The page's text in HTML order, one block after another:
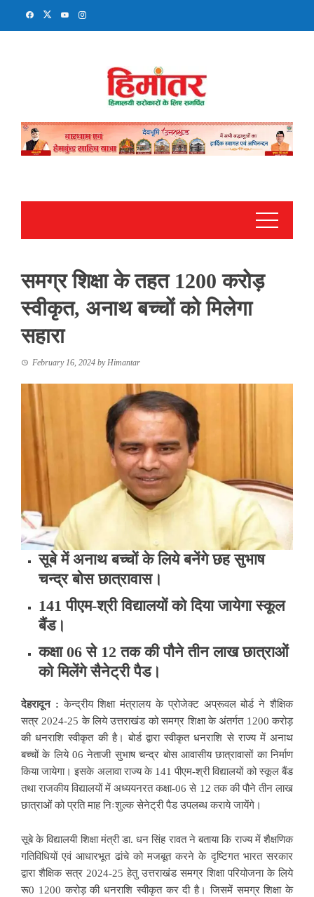
समग्र शिक्षा के तहत 1200 करोड़
स्वीकृत, अनाथ बच्चों को मिलेगा
सहारा
February 16, 2024 byHimantar
सूबे में अनाथ बच्चों के लिये बनेंगे छह सुभाष
चन्द्र बोस छात्रावास।
141 पीएम-श्री विद्यालयों को दिया जायेगा स्कूल
बैंड।
कक्षा 06 से 12 तक की पौने तीन लाख छात्राओं
को मिलेंगे सैनेट्री पैड।
देहरादून : केन्द्रीय शिक्षा मंत्रालय के प्रोजेक्ट अप्रूवल बोर्ड ने शैक्षिक
सत्र 2024-25 के लिये उत्तराखंड को समग्र शिक्षा के अंतर्गत 1200 करोड़
की धनराशि स्वीकृत की है। बोर्ड द्वारा स्वीकृत धनराशि से राज्य में अनाथ
बच्चों के लिये 06 नेताजी सुभाष चन्द्र बोस आवासीय छात्रावासों का निर्माण
किया जायेगा। इसके अलावा राज्य के 141 पीएम-श्री विद्यालयों को स्कूल बैंड
तथा राजकीय विद्यालयों में अध्ययनरत कक्षा-06 से 12 तक की पौने तीन लाख
छात्राओं को प्रति माह निःशुल्क सेनेट्री पैड उपलब्ध कराये जायेंगे।
सूबे के विद्यालयी शिक्षा मंत्री डा. धन सिंह रावत ने बताया कि राज्य में शैक्षणिक
गतिविधियों एवं आधारभूत ढांचे को मजबूत करने के दृष्टिगत भारत सरकार
द्वारा शैक्षिक सत्र 2024-25 हेतु उत्तराखंड समग्र शिक्षा परियोजना के लिये
रू0 1200 करोड़ की धनराशि स्वीकृत कर दी है। जिसमें समग्र शिक्षा के